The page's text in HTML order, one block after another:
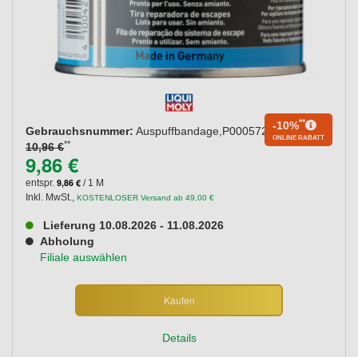
Gebrauchsnummer: Auspuffbandage,P000572
10,96 €**
-10%**
ONLINE RABATT
9,86 €
entspr. 9,86 € / 1 M
Inkl. MwSt., KOSTENLOSER Versand ab 49,00 €
Lieferung 10.08.2026 - 11.08.2026
Abholung
Filiale auswählen
Kaufen
Details